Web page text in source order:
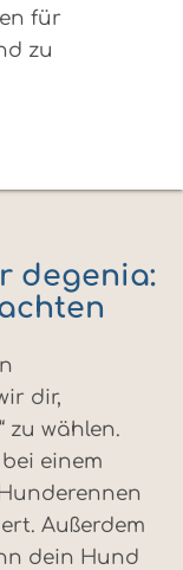
für
zu
degenia:
dir,
zu wählen.
einem
Außerdem
dein Hund